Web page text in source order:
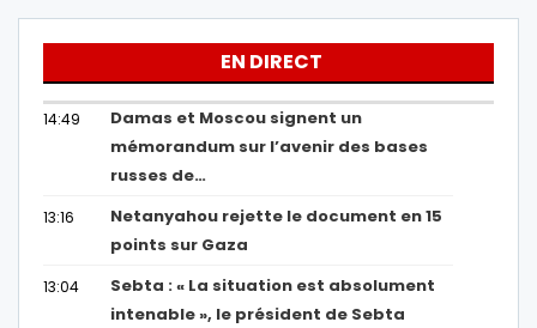
EN DIRECT
14:49
Damas et Moscou signent un
mémorandum sur l’avenir des bases
russes de…
13:16
Netanyahou rejette le document en 15
points sur Gaza
13:04
Sebta : « La situation est absolument
intenable », le président de Sebta